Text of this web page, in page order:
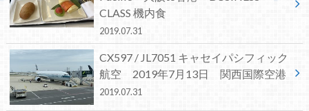
CLASS 機内食
2019.07.31
CX597 / JL7051 キャセイパシフィック
航空 2019年7月13日 関西国際空港
2019.07.31